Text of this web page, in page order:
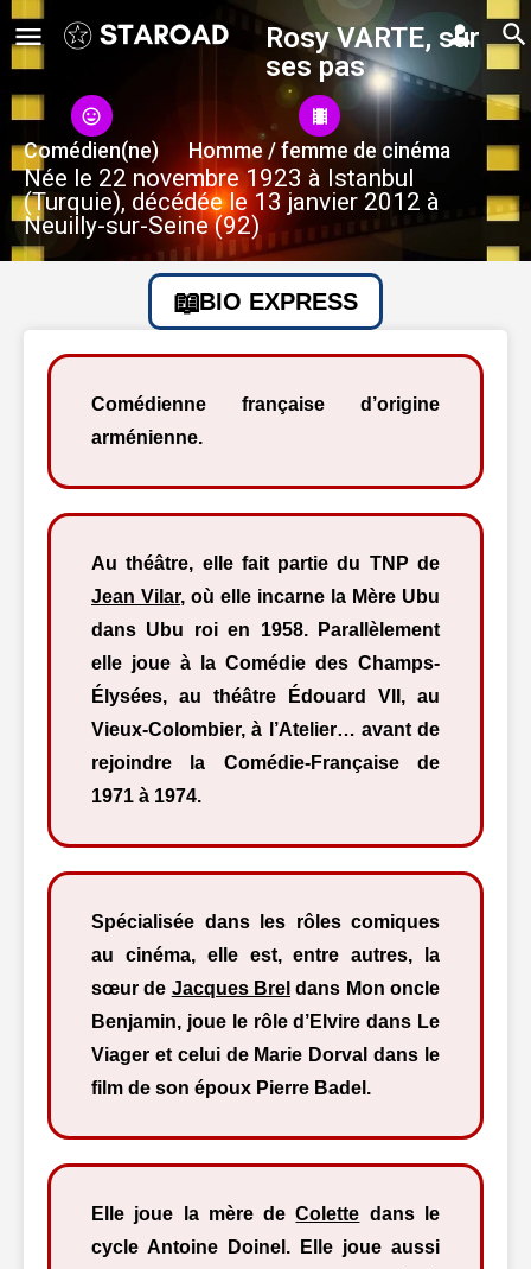
Rosy VARTE, sur
ses pas
Comédien(ne) Homme / femme de cinéma
Née le 22 novembre 1923 à Istanbul
(Turquie), décédée le 13 janvier 2012 à
Neuilly-sur-Seine (92)
BIO EXPRESS
Comédienne française d’origine
arménienne.
Au théâtre, elle fait partie du TNP de
Jean Vilar, où elle incarne la Mère Ubu
dans Ubu roi en 1958. Parallèlement
elle joue à la Comédie des Champs-
Élysées, au théâtre Édouard VII, au
Vieux-Colombier, à l’Atelier… avant de
rejoindre la Comédie-Française de
1971 à 1974.
Spécialisée dans les rôles comiques
au cinéma, elle est, entre autres, la
sœur de Jacques Brel dans Mon oncle
Benjamin, joue le rôle d’Elvire dans Le
Viager et celui de Marie Dorval dans le
film de son époux Pierre Badel.
Elle joue la mère deColette dans le
cycle Antoine Doinel. Elle joue aussi